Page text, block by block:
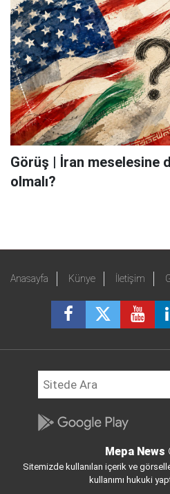
Görüş | İran meselesine
olmalı?
Anasayfa Künye İletişim
Mepa News
Sitemizde kullanılan içerik ve
kullanımı hukuki